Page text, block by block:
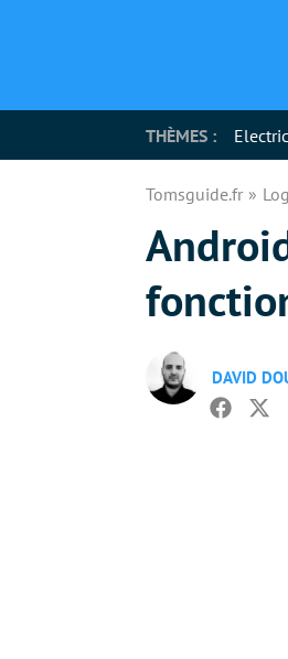
THÈMES :
Tomsguide.fr
DAVID